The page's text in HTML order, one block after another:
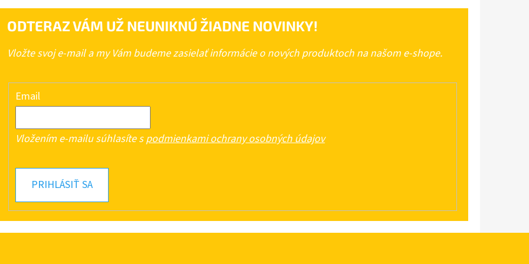
ODTERAZ VÁM UŽ NEUNIKNÚ ŽIADNE NOVINKY!
Vložte svoj e-mail a my Vám budeme zasielať informácie o nových produktoch na našom e-shope.
Email
Vložením e-mailu súhlasíte spodmienkami ochrany osobných údajov
PRIHLÁSIŤ SA